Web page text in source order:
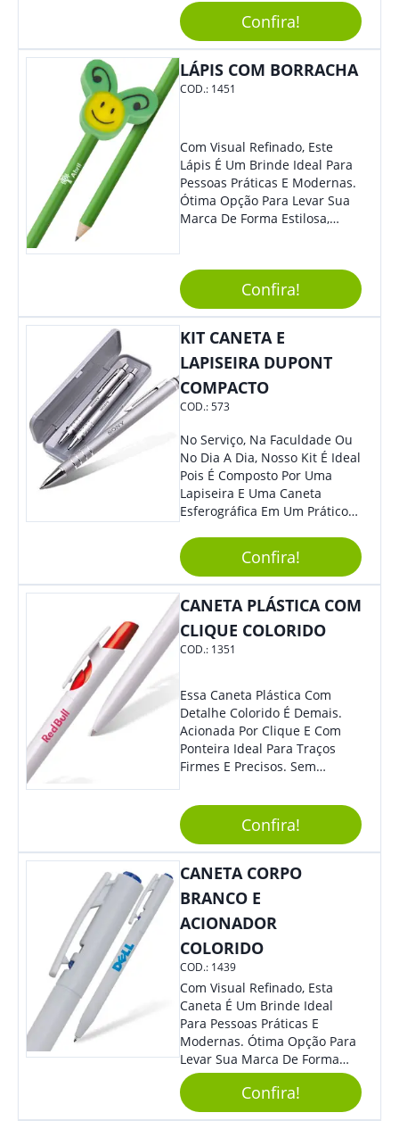
Acionamento Por Clique.
Confira!
LÁPIS COM BORRACHA
COD.: 1451
Com Visual Refinado, Este
Lápis É Um Brinde Ideal Para
Pessoas Práticas E Modernas.
Ótima Opção Para Levar Sua
Marca De Forma Estilosa,
Reuniões Corporativas Ou Até
Mesmo Para Presentear
Colaboradores E Parceiros De
Confira!
KIT CANETA E
LAPISEIRA DUPONT
COMPACTO
COD.:573
No Serviço, Na Faculdade Ou
No Dia A Dia, Nosso Kit É Ideal
Pois É Composto Por Uma
Lapiseira E Uma Caneta
Esferográfica Em Um Prático
Clientes E Colaboradores Irão
Adorar. Não Perca A Chance
De Personalizá-Lo
Especialmente Com Sua
Confira!
CANETA PLÁSTICA COM
CLIQUE COLORIDO
COD.: 1351
Essa Caneta Plástica Com
Detalhe Colorido É Demais.
Acionada Por Clique E Com
Ponteira Ideal Para Traços
Firmes E Precisos. Sem
Brinde Para Representar Sua
Marca. Dimensões: 1.6 Cm X
13.7 Cm X 1.6 Cm
Confira!
CANETA CORPO
BRANCO E
ACIONADOR
COLORIDO
COD.: 1439
Com Visual Refinado, Esta
Caneta É Um Brinde Ideal
Para Pessoas Práticas E
Modernas. Ótima Opção Para
Levar Sua Marca De Forma
Estilosa, Agregando Valor Para
Sua Empresa Em Eventos,
Reuniões Corporativas Ou Até
Confira!